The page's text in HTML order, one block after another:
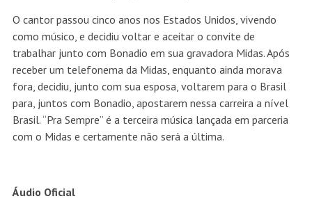
O cantor passou cinco anos nos Estados Unidos, vivendo
como músico, e decidiu voltar e aceitar o convite de
trabalhar junto com Bonadio em sua gravadora Midas. Após
receber um telefonema da Midas, enquanto ainda morava
fora, decidiu, junto com sua esposa, voltarem para o Brasil
para, juntos com Bonadio, apostarem nessa carreira a nível
Brasil. “Pra Sempre” é a terceira música lançada em parceria
com o Midas e certamente não será a última.
Áudio Oficial